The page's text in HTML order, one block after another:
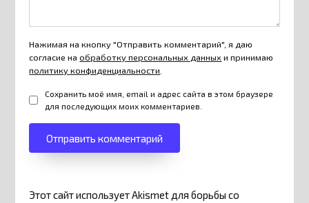
Нажимая на кнопку "Отправить комментарий", я даю
согласие наобработку персональных данныхи принимаю
политику конфиденциальности.
Сохранить моё имя, email и адрес сайта в этом браузере
для последующих моих комментариев.
Этот сайт использует Akismet для борьбы со